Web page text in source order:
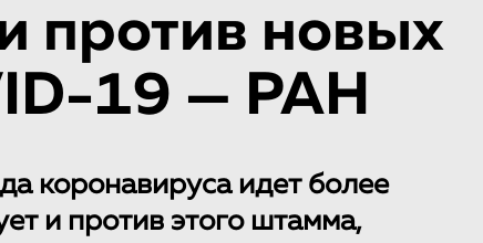
против новых
19 — РАН
коронавируса идет более
и против этого штамма,